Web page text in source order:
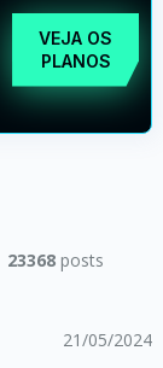
VEJA OS
PLANOS
23368posts
21/05/2024